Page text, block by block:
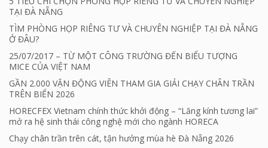
TẠI ĐÀ NẴNG
TÌM PHÒNG HỌP RIÊNG TƯ VÀ CHUYÊN NGHIỆP TẠI ĐÀ NẴNG
Ở ĐÂU?
25/07/2017 – TỪ MỘT CÔNG TRƯỜNG ĐẾN BIỂU TƯỢNG
MICE CỦA VIỆT NAM
GẦN 2.000 VẬN ĐỘNG VIÊN THAM GIA GIẢI CHẠY CHÂN TRẦN
TRÊN BIỂN 2026
HORECFEX Vietnam chính thức khởi động – “Lăng kính tương lai”
mở ra hệ sinh thái công nghệ mới cho ngành HORECA
Chạy chân trần trên cát, tận hưởng mùa hè Đà Nẵng 2026